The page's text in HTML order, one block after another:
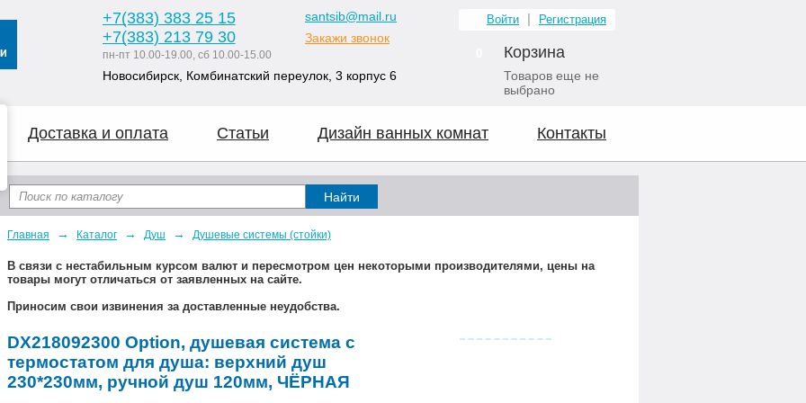
+7(383) 383 25 15
+7(383) 213 79 30
пн-пт 10.00-19.00, сб 10.00-15.00
santsib@mail.ru
Закажи звонок
Новосибирск, Комбинатский переулок, 3 корпус 6
Войти Регистрация
Корзина
Товаров еще не
выбрано
Доставка и оплата Статьи Дизайн ванных комнат Контакты
Главная → Каталог → Душ → Душевые системы (стойки)
В связи с нестабильным курсом валют и пересмотром цен некоторыми производителями, цены на
товары могут отличаться от заявленных на сайте.
Приносим свои извинения за доставленные неудобства.
DX218092300 Option, душевая система с
термостатом для душа: верхний душ
230*230мм, ручной душ 120мм, ЧЁРНАЯ